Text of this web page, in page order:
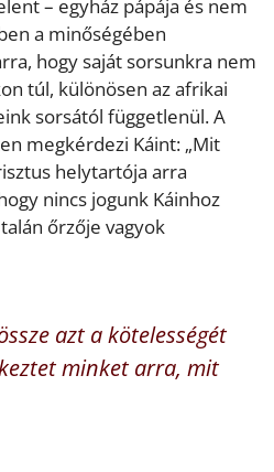
– egyház pápája és nem
a minőségében
hogy saját sorsunkra nem
túl, különösen az afrikai
sorsától függetlenül. A
megkérdezi Káint: „Mit
helytartója arra
nincs jogunk Káinhoz
őrzője vagyok
azt a kötelességét
minket arra, mit